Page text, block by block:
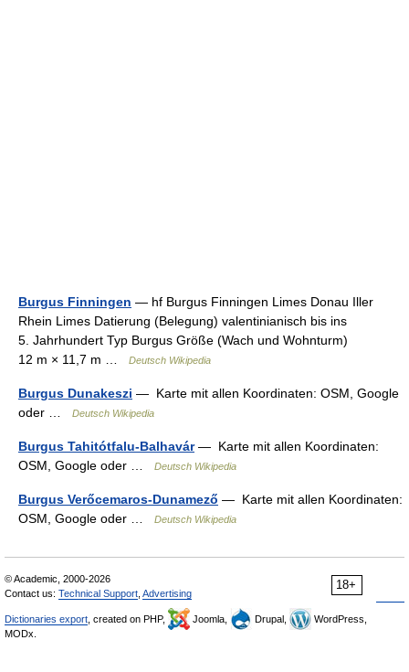
Burgus Finningen — hf Burgus Finningen Limes Donau Iller
Rhein Limes Datierung (Belegung) valentinianisch bis ins
5. Jahrhundert Typ Burgus Größe (Wach und Wohnturm)
12 m × 11,7 m …
Deutsch Wikipedia
Burgus Dunakeszi — Karte mit allen Koordinaten: OSM, Google
oder …
Deutsch Wikipedia
Burgus Tahitótfalu-Balhavár— Karte mit allen Koordinaten:
OSM, Google oder …
Deutsch Wikipedia
Burgus Verőcemaros-Dunamező — Karte mit allen Koordinaten:
OSM, Google oder …
Deutsch Wikipedia
18+
© Academic, 2000-2026
Contact us: Technical Support Advertising
Dictionaries export , created on PHP, Joomla, Drupal,
WordPress,
MODx.